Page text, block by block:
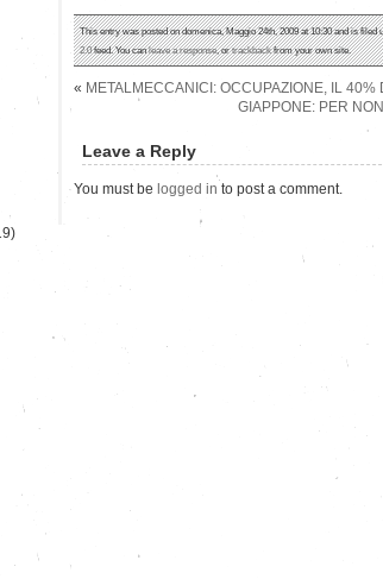
This entry was posted on domenica, Maggio 24th, 2009 at 10:30 and is filed
2.0feed. You canleave a response, ortrackbackfrom your own site.
« METALMECCANICI: OCCUPAZIONE, IL 40%
GIAPPONE: PER
Leave a Reply
You must be logged in to post a comment.